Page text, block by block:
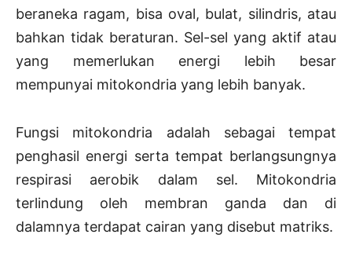
beraneka ragam, bisa oval, bulat, silindris, atau
bahkan tidak beraturan. Sel-sel yang aktif atau
yang memerlukan energi lebih besar
mempunyai mitokondria yang lebih banyak.
Fungsi mitokondria adalah sebagai tempat
penghasil energi serta tempat berlangsungnya
respirasi aerobik dalam sel. Mitokondria
terlindung oleh membran ganda dan di
dalamnya terdapat cairan yang disebut matriks.